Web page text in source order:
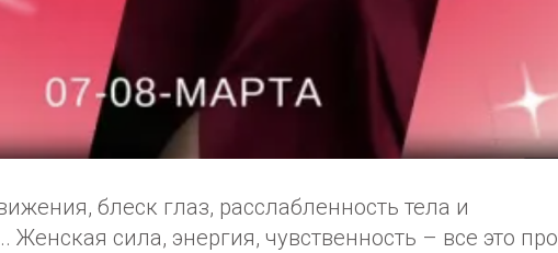
блеск глаз, расслабленность тела и
Женская сила, энергия, чувственность – все это про